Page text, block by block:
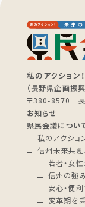
私のアクショ
（長野県企画振
〒380-8570 長
お知らせ
県民会議につい
私のアクショ
信州未来共
若者・女
信州の強
安心・便
変革期を